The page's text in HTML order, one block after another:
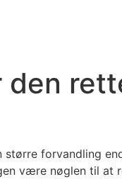
den
forvandling
være nøglen til